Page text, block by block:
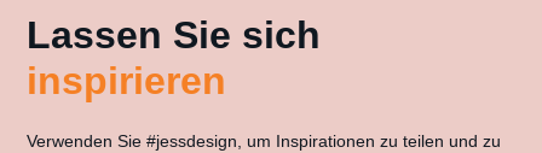
Lassen Sie sich
inspirieren
Verwenden Sie #jessdesign, um Inspirationen zu teilen und zu